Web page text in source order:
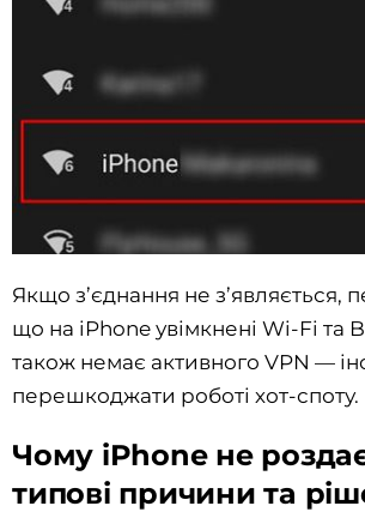
Якщо з’єднання не з’являється,
що на iPhone увімкнені Wi-Fi та
також немає активного VPN —
перешкоджати роботі хот-споту.
Чому iPhone не
типові причини та